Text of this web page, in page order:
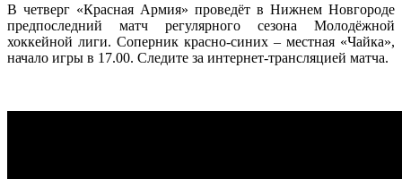
В четверг «Красная Армия» проведёт в Нижнем Новгороде
предпоследний матч регулярного сезона Молодёжной
хоккейной лиги. Соперник красно-синих – местная «Чайка»,
начало игры в 17.00. Следите за интернет-трансляцией матча.